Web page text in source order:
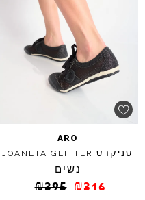
ARO
סניקרס JOANETA GLITTER
נשים
₪395 ₪316